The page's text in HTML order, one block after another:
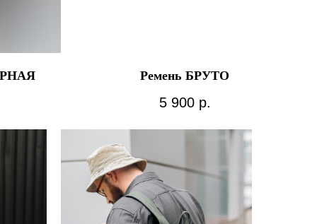
Ремень БРУТО
5 900 р.